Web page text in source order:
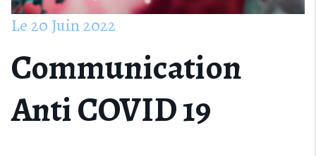
Le20 Juin2022
Communication
Anti COVID 19